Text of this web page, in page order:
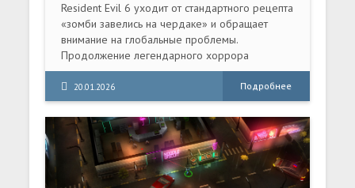
Resident Evil 6 уходит от стандартного рецепта
«зомби завелись на чердаке» и обращает
внимание на глобальные проблемы.
Продолжение легендарного хоррора
расширяет масштаб повествования,
рассказывания о противостоянии
смертоносному вирусу по всему миру.
20.01.2026 Подробнее